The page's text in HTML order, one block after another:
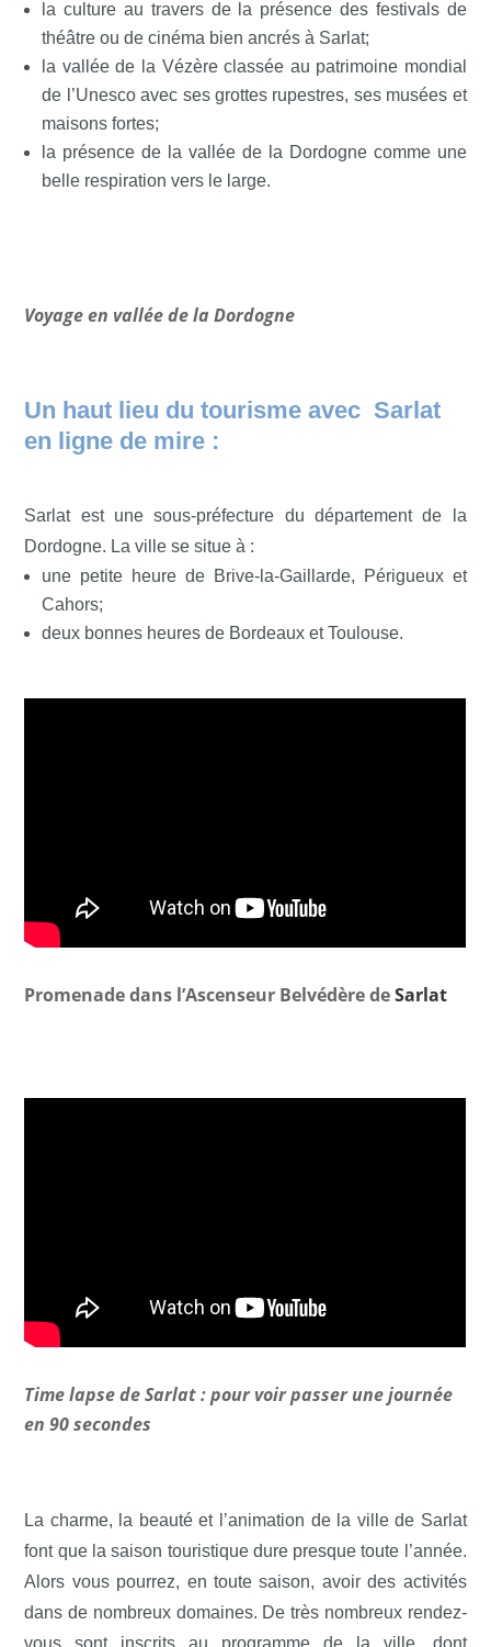
la culture au travers de la présence des festivals de
théâtre ou de cinéma bien ancrés à Sarlat;
la vallée de la Vézère classée au patrimoine mondial
de l’Unesco avec ses grottes rupestres, ses musées et
maisons fortes;
la présence de la vallée de la Dordogne comme une
belle respiration vers le large.
Voyage en vallée de la Dordogne
Un haut lieu du tourisme avec Sarlat
en ligne de mire :
Sarlat est une sous-préfecture du département de la
Dordogne. La ville se situe à :
une petite heure de Brive-la-Gaillarde, Périgueux et
Cahors;
deux bonnes heures de Bordeaux et Toulouse.
Promenade dans l’Ascenseur Belvédère deSarlat
Time lapse de Sarlat : pour voir passer une journée
en 90 secondes
La charme, la beauté et l’animation de la ville de Sarlat
font que la saison touristique dure presque toute l’année.
Alors vous pourrez, en toute saison, avoir des activités
dans de nombreux domaines. De très nombreux rendez-
vous sont inscrits au programme de la ville, dont